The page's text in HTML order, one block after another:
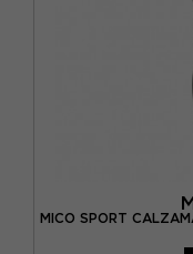
MICO SPORT